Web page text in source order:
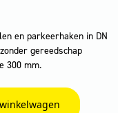
en parkeerhaken in DN
gereedschap
300 mm.